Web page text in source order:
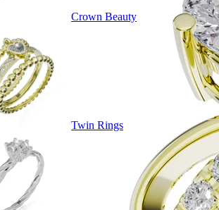
Crown Beauty
Twin Rings